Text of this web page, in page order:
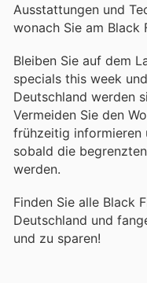
Ausstattungen und
wonach Sie am Black
Bleiben Sie auf dem
specials this week
Deutschland werden
Vermeiden Sie den
frühzeitig informieren
sobald die
werden.
Finden Sie alle Black
Deutschland und
und zu sparen!